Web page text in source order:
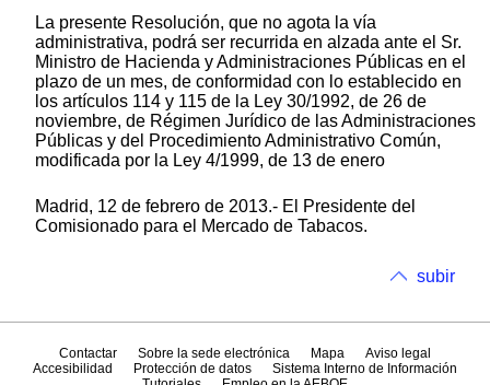
La presente Resolución, que no agota la vía
administrativa, podrá ser recurrida en alzada ante el Sr.
Ministro de Hacienda y Administraciones Públicas en el
plazo de un mes, de conformidad con lo establecido en
los artículos 114 y 115 de la Ley 30/1992, de 26 de
noviembre, de Régimen Jurídico de las Administraciones
Públicas y del Procedimiento Administrativo Común,
modificada por la Ley 4/1999, de 13 de enero
Madrid, 12 de febrero de 2013.- El Presidente del
Comisionado para el Mercado de Tabacos.
subir
Contactar Sobre la sede electrónica Mapa
Aviso legal
Accesibilidad
Protección de datos
Sistema Interno de Información